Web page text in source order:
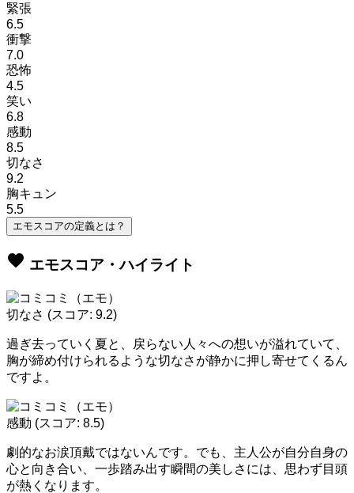
緊張
6.5
衝撃
7.0
恐怖
4.5
笑い
6.8
感動
8.5
切なさ
9.2
胸キュン
5.5
エモスコアの定義とは？
favorite エモスコア・ハイライト
切なさ (スコア: 9.2)
過ぎ去っていく夏と、戻らない人々への想いが溢れていて、
胸が締め付けられるような切なさが静かに押し寄せてくるん
ですよ。
感動 (スコア: 8.5)
劇的なお涙頂戴ではないんです。でも、主人公が自分自身の
心と向き合い、一歩踏み出す瞬間の美しさには、思わず目頭
が熱くなります。